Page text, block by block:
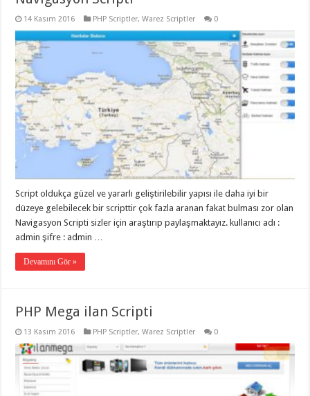
14 Kasım 2016 PHP Scriptler,Warez Scriptler 0
Script oldukça güzel ve yararlı geliştirilebilir yapısı ile daha iyi bir
düzeye gelebilecek bir scripttir çok fazla aranan fakat bulması zor olan
Navigasyon Scripti sizler için araştırıp paylaşmaktayız. kullanıcı adı :
admin şifre : admin …
Devamını Gör »
PHP Mega ilan Scripti
13 Kasım 2016 PHP Scriptler,Warez Scriptler 0